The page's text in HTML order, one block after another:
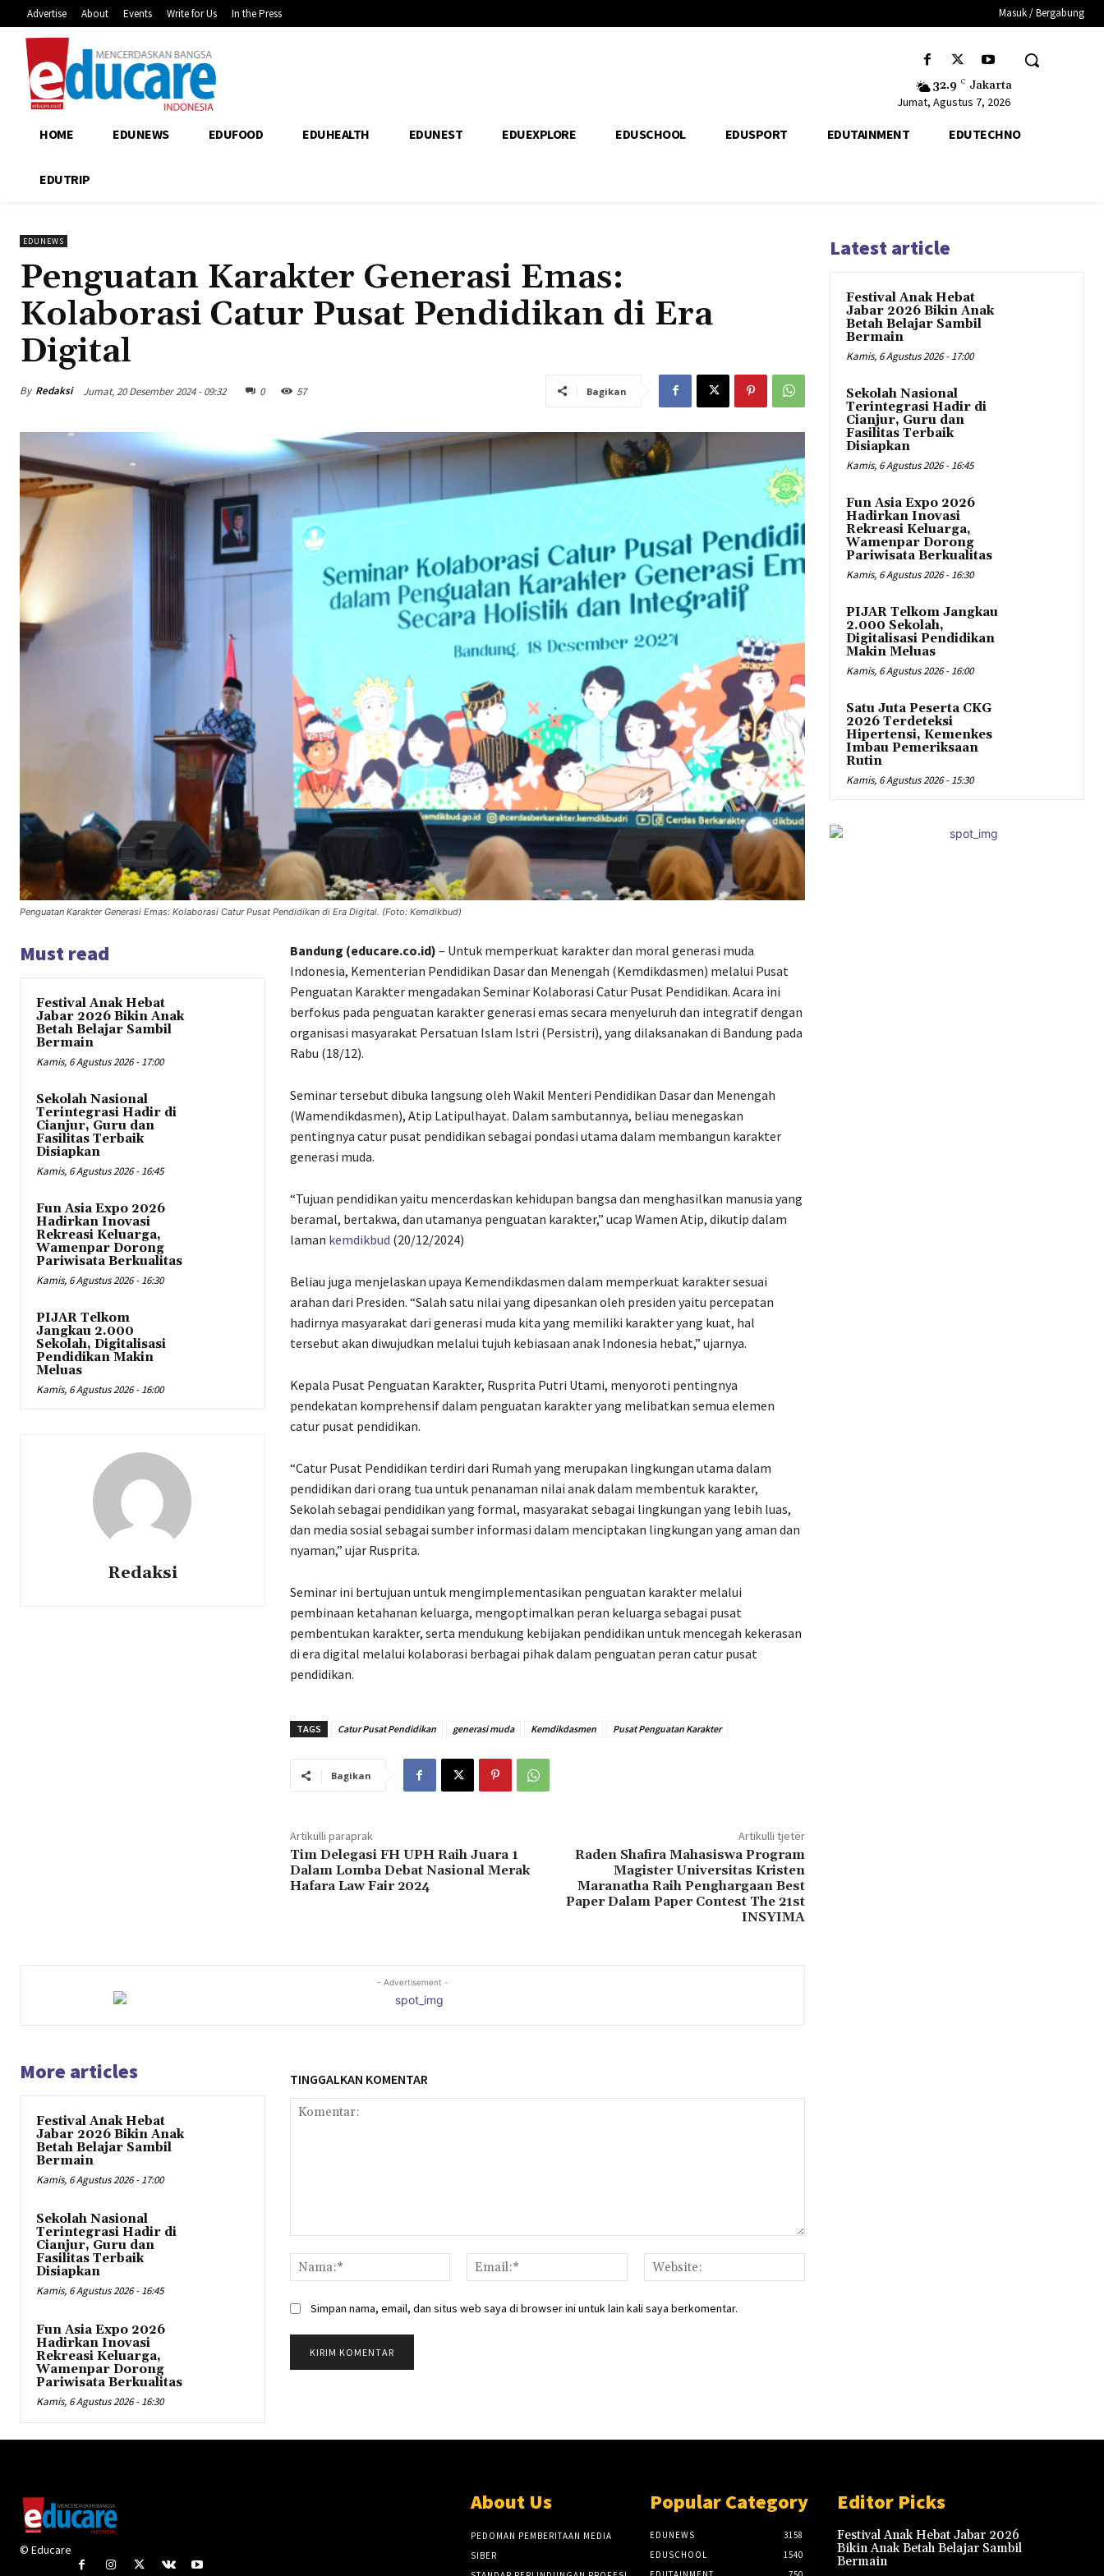
Advertise About Events Write for Us In the Press Masuk / Bergabung
32.9 C Jakarta
Jumat, Agustus 7, 2026
HOME EDUNEWS EDUFOOD EDUHEALTH EDUNEST EDUEXPLORE EDUSCHOOL EDUSPORT EDUTAINMENT EDUTECHNO
EDUTRIP
EDUNEWS
Penguatan Karakter Generasi Emas:
Kolaborasi Catur Pusat Pendidikan di Era
Digital
By Redaksi Jumat, 20 Desember 2024 - 09:32 0 57 Bagikan
Penguatan Karakter Generasi Emas: Kolaborasi Catur Pusat Pendidikan di Era Digital. (Foto: Kemdikbud)
Must read
Festival Anak Hebat
Jabar 2026 Bikin Anak
Betah Belajar Sambil
Bermain
Kamis, 6 Agustus 2026 - 17:00
Sekolah Nasional
Terintegrasi Hadir di
Cianjur, Guru dan
Fasilitas Terbaik
Disiapkan
Kamis, 6 Agustus 2026 - 16:45
Fun Asia Expo 2026
Hadirkan Inovasi
Rekreasi Keluarga,
Wamenpar Dorong
Pariwisata Berkualitas
Kamis, 6 Agustus 2026 - 16:30
PIJAR Telkom
Jangkau 2.000
Sekolah, Digitalisasi
Pendidikan Makin
Meluas
Kamis, 6 Agustus 2026 - 16:00
Redaksi
Bandung (educare.co.id) – Untuk memperkuat karakter dan moral generasi muda
Indonesia, Kementerian Pendidikan Dasar dan Menengah (Kemdikdasmen) melalui Pusat
Penguatan Karakter mengadakan Seminar Kolaborasi Catur Pusat Pendidikan. Acara ini
berfokus pada penguatan karakter generasi emas secara menyeluruh dan integratif dengan
organisasi masyarakat Persatuan Islam Istri (Persistri), yang dilaksanakan di Bandung pada
Rabu (18/12).
Seminar tersebut dibuka langsung oleh Wakil Menteri Pendidikan Dasar dan Menengah
(Wamendikdasmen), Atip Latipulhayat. Dalam sambutannya, beliau menegaskan
pentingnya catur pusat pendidikan sebagai pondasi utama dalam membangun karakter
generasi muda.
“Tujuan pendidikan yaitu mencerdaskan kehidupan bangsa dan menghasilkan manusia yang
beramal, bertakwa, dan utamanya penguatan karakter,” ucap Wamen Atip, dikutip dalam
laman kemdikbud (20/12/2024)
Beliau juga menjelaskan upaya Kemendikdasmen dalam memperkuat karakter sesuai
arahan dari Presiden. “Salah satu nilai yang dipesankan oleh presiden yaitu percepatan
hadirnya masyarakat dari generasi muda kita yang memiliki karakter yang kuat, hal
tersebut akan diwujudkan melalui tujuh kebiasaan anak Indonesia hebat,” ujarnya.
Kepala Pusat Penguatan Karakter, Rusprita Putri Utami, menyoroti pentingnya
pendekatan komprehensif dalam penguatan karakter yang melibatkan semua elemen
catur pusat pendidikan.
“Catur Pusat Pendidikan terdiri dari Rumah yang merupakan lingkungan utama dalam
pendidikan dari orang tua untuk penanaman nilai anak dalam membentuk karakter,
Sekolah sebagai pendidikan yang formal, masyarakat sebagai lingkungan yang lebih luas,
dan media sosial sebagai sumber informasi dalam menciptakan lingkungan yang aman dan
nyaman,” ujar Rusprita.
Seminar ini bertujuan untuk mengimplementasikan penguatan karakter melalui
pembinaan ketahanan keluarga, mengoptimalkan peran keluarga sebagai pusat
pembentukan karakter, serta mendukung kebijakan pendidikan untuk mencegah kekerasan
di era digital melalui kolaborasi berbagai pihak dalam penguatan peran catur pusat
pendidikan.
TAGS Catur Pusat Pendidikan generasi muda Kemdikdasmen Pusat Penguatan Karakter
Bagikan
Artikulli paraprak
Tim Delegasi FH UPH Raih Juara 1
Dalam Lomba Debat Nasional Merak
Hafara Law Fair 2024
Artikulli tjetër
Raden Shafira Mahasiswa Program
Magister Universitas Kristen
Maranatha Raih Penghargaan Best
Paper Dalam Paper Contest The 21st
INSYIMA
- Advertisement -
More articles
Festival Anak Hebat
Jabar 2026 Bikin Anak
Betah Belajar Sambil
Bermain
Kamis, 6 Agustus 2026 - 17:00
Sekolah Nasional
Terintegrasi Hadir di
Cianjur, Guru dan
Fasilitas Terbaik
Disiapkan
Kamis, 6 Agustus 2026 - 16:45
Fun Asia Expo 2026
Hadirkan Inovasi
Rekreasi Keluarga,
Wamenpar Dorong
Pariwisata Berkualitas
Kamis, 6 Agustus 2026 - 16:30
TINGGALKAN KOMENTAR
Nama:*
Email:*
Simpan nama, email, dan situs web saya di browser ini untuk lain kali saya berkomentar.
Latest article
Festival Anak Hebat
Jabar 2026 Bikin Anak
Betah Belajar Sambil
Bermain
Kamis, 6 Agustus 2026 - 17:00
Sekolah Nasional
Terintegrasi Hadir di
Cianjur, Guru dan
Fasilitas Terbaik
Disiapkan
Kamis, 6 Agustus 2026 - 16:45
Fun Asia Expo 2026
Hadirkan Inovasi
Rekreasi Keluarga,
Wamenpar Dorong
Pariwisata Berkualitas
Kamis, 6 Agustus 2026 - 16:30
PIJAR Telkom Jangkau
2.000 Sekolah,
Digitalisasi Pendidikan
Makin Meluas
Kamis, 6 Agustus 2026 - 16:00
Satu Juta Peserta CKG
2026 Terdeteksi
Hipertensi, Kemenkes
Imbau Pemeriksaan
Rutin
Kamis, 6 Agustus 2026 - 15:30
© Educare
About Us
PEDOMAN PEMBERITAAN MEDIA
SIBER
Popular Category
EDUNEWS
3158
EDUSCHOOL
1540
Editor Picks
Festival Anak Hebat Jabar 2026
Bikin Anak Betah Belajar Sambil
Bermain